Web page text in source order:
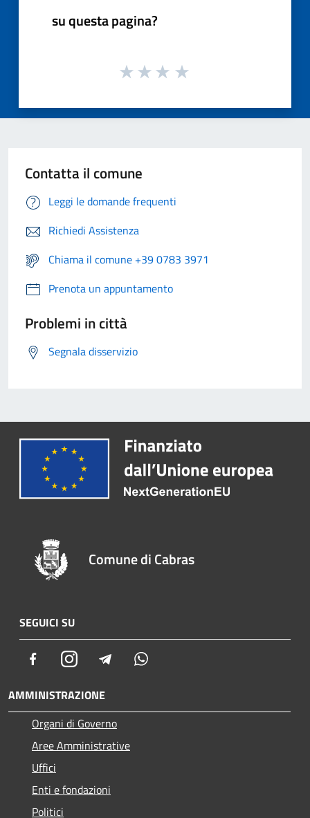
su questa pagina?
Contatta il comune
Leggi le domande frequenti
Richiedi Assistenza
Chiama il comune +39 0783 3971
Prenota un appuntamento
Problemi in città
Segnala disservizio
Comune di Cabras
SEGUICI SU
FacebookInstagram Telegram
AMMINISTRAZIONE
Organi di Governo
Aree Amministrative
Uffici
Enti e fondazioni
Politici